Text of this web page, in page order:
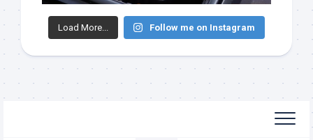
Load More... Follow me on Instagram